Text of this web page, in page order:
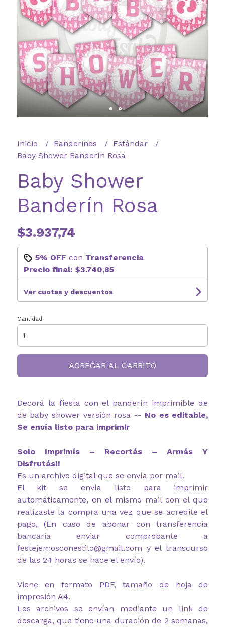
Inicio Banderines
Estándar
Baby Shower Banderín Rosa
Baby Shower
Banderín Rosa
$3.937,74
5% OFF con Transferencia
Precio final: $3.740,85
Ver cuotas y descuentos
Cantidad
AGREGAR AL CARRITO
Decorá la fiesta con el banderín imprimible de
de baby shower versión rosa -- No es editable,
Se envía listo para imprimir
Solo Imprimís – Recortás – Armás Y
Disfrutás!!
Es un archivo digital que se envía por mail.
El kit se envía listo para imprimir
automáticamente, en el mismo mail con el que
realizaste la compra una vez que se acredite el
pago, (En caso de abonar con transferencia
bancaria enviar comprobante a
festejemosconestilo@gmail.com y el transcurso
de las 24 horas se hace el envío).
Viene en formato PDF, tamaño de hoja de
impresión A4.
Los archivos se envían mediante un link de
descarga, que tiene una duración de 2 semanas,